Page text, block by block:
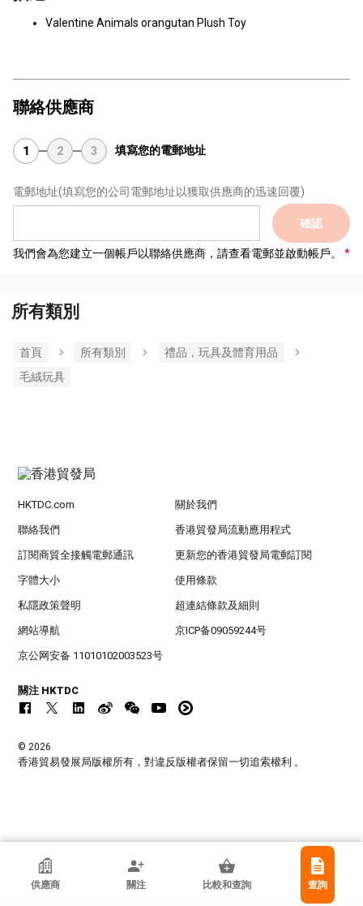
Valentine Animals orangutan Plush Toy
聯絡供應商
1 2 3 填寫您的電郵地址
電郵地址(填寫您的公司電郵地址以獲取供應商的迅速回覆)
確認
我們會為您建立一個帳戶以聯絡供應商，請查看電郵並啟動帳戶。
所有類別
首頁 所有類別
禮品，玩具及體育用品
毛絨玩具
香港貿發局參展商
江蘇國泰博創實業有限公
供應商 關注 比較和查詢 查詢
HKTDC.com 關於我們
聯絡我們 香港貿發局流動應用程式
訂閱商貿全接觸電郵通訊 更新您的香港貿發局電郵訂閱
字體大小 使用條款
私隱政策聲明 超連結條款及細則
網站導航 京ICP备09059244号
京公网安备 11010102003523号
關注 HKTDC
© 2026
香港貿易發展局版權所有，對違反版權者保留一切追索權利 。